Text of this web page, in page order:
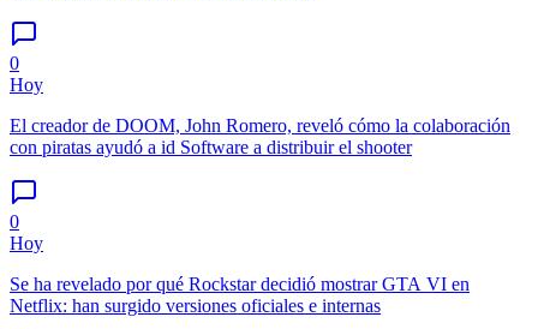
0
Hoy
El creador de DOOM, John Romero, reveló cómo la colaboración
con piratas ayudó a id Software a distribuir el shooter
0
Hoy
Se ha revelado por qué Rockstar decidió mostrar GTA VI en
Netflix: han surgido versiones oficiales e internas